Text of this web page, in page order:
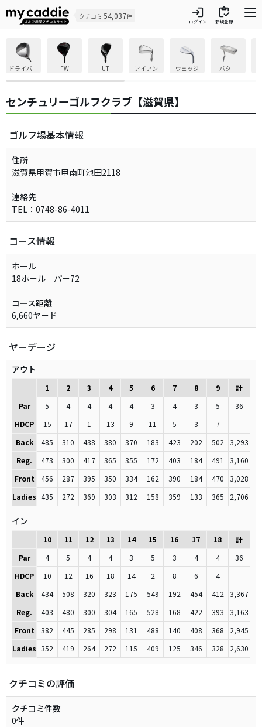
クチコミ 54,037件 login
ログイン
inventory
新規登録
ドライバー FW UT アイアン ウェッジ パター
センチュリーゴルフクラブ【滋賀県】
ゴルフ場基本情報
住所
滋賀県甲賀市甲南町池田2118
連絡先
TEL：0748-86-4011
コース情報
ホール
18ホール パー72
コース距離
6,660ヤード
ヤーデージ
アウト
1 2 3 4 5 6 7 8 9
計
Par
5 4 4 4 4 3 4 3 5
36
HDCP
15 17 1 13 9 11 5 3
7
Back
485 310 438 380 370 183 423 202 502
3,293
Reg.
473 300 417 365 355 172 403 184 491
3,160
Front
456 287 395 350 334 162 390 184 470
3,028
Ladies 435 272 369 303 312 158 359 133 365 2,706
イン
10 11 12 13 14 15 16 17 18
計
Par
4 5 4 4 3 5 3 4 4
36
HDCP
10 12 16 18 14 2 8 6
4
Back
434 508 320 323 175 549 192 454 412
3,367
Reg.
403 480 300 304 165 528 168 422 393
3,163
Front
382 445 285 298 131 488 140 408 368
2,945
Ladies 352 419 264 272 115 409 125 346 328 2,630
クチコミの評価
クチコミ件数
0件